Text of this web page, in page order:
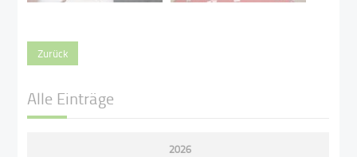
Zurück
Alle Einträge
2026